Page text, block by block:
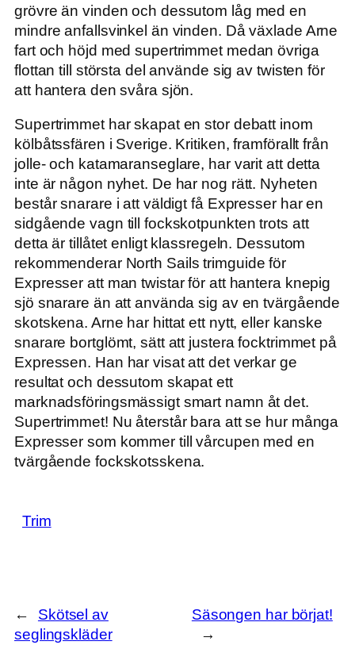
grövre än vinden och dessutom låg med en
mindre anfallsvinkel än vinden. Då växlade Arne
fart och höjd med supertrimmet medan övriga
flottan till största del använde sig av twisten för
att hantera den svåra sjön.
Supertrimmet har skapat en stor debatt inom
kölbåtssfären i Sverige. Kritiken, framförallt från
jolle- och katamaranseglare, har varit att detta
inte är någon nyhet. De har nog rätt. Nyheten
består snarare i att väldigt få Expresser har en
sidgående vagn till fockskotpunkten trots att
detta är tillåtet enligt klassregeln. Dessutom
rekommenderar North Sails trimguide för
Expresser att man twistar för att hantera knepig
sjö snarare än att använda sig av en tvärgående
skotskena. Arne har hittat ett nytt, eller kanske
snarare bortglömt, sätt att justera focktrimmet på
Expressen. Han har visat att det verkar ge
resultat och dessutom skapat ett
marknadsföringsmässigt smart namn åt det.
Supertrimmet! Nu återstår bara att se hur många
Expresser som kommer till vårcupen med en
tvärgående fockskotsskena.
Trim
←
Skötsel av
seglingskläder
Säsongen har börjat!
→